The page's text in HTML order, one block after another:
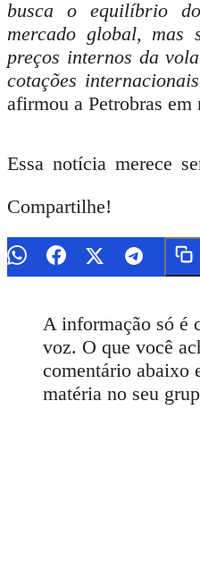
busca o equilíbrio
mercado global, mas
preços internos da
cotações
afirmou a Petrobras em
Essa notícia merece
Compartilhe!
A informação só é
voz. O que você
comentário abaixo
matéria no seu